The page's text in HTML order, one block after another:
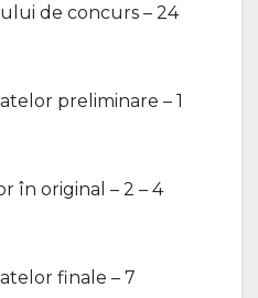
de concurs – 24
preliminare – 1
în original – 2 – 4
finale – 7